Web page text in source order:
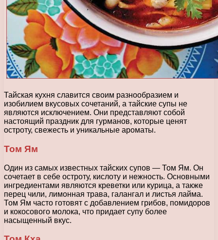
Тайская кухня славится своим разнообразием и
изобилием вкусовых сочетаний, а тайские супы не
являются исключением. Они представляют собой
настоящий праздник для гурманов, которые ценят
остроту, свежесть и уникальные ароматы.
Том Ям
Один из самых известных тайских супов — Том Ям. Он
сочетает в себе остроту, кислоту и нежность. Основными
ингредиентами являются креветки или курица, а также
перец чили, лимонная трава, галангал и листья лайма.
Том Ям часто готовят с добавлением грибов, помидоров
и кокосового молока, что придает супу более
насыщенный вкус.